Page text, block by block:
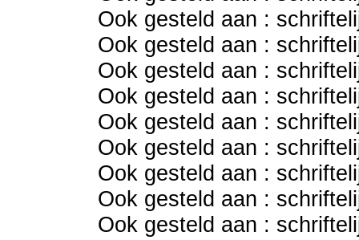
Ook gesteld aan :
Ook gesteld aan :
Ook gesteld aan :
Ook gesteld aan :
Ook gesteld aan :
Ook gesteld aan :
Ook gesteld aan :
Ook gesteld aan :
Ook gesteld aan :